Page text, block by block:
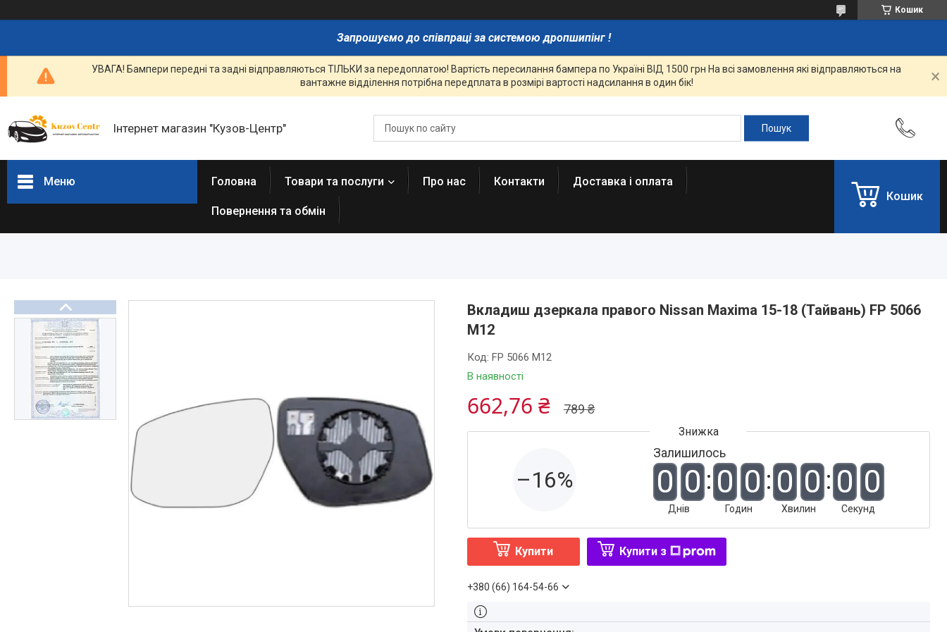
Кошик
Запрошуємо до співпраці за системою дропшипінг !
УВАГА! Бампери передні та задні відправляються ТІЛЬКИ за передоплатою! Вартість пересилання бампера по Україні ВІД 1500 грн На всі замовлення які відправляються на
вантажне відділення потрібна передплата в розмірі вартості надсилання в один бік!
Інтернет магазин "Кузов-Центр"
Меню
Відгуки
Часто задавані питання
Доставка і оплата
Головна Товари та послуги Про нас Контакти Доставка і оплата
Повернення та обмін
Кошик
Вкладиш дзеркала правого Nissan Maxima 15-18 (Тайвань) FP 5066
M12
В наявності
Код: FP 5066 M12
789 ₴
662,76 ₴
–16%
Залишилось
0 0
Днів
0 0
Годин
0 0
Хвилин
0 0
Секунд
Купити Купити з
+380 (66) 164-54-66